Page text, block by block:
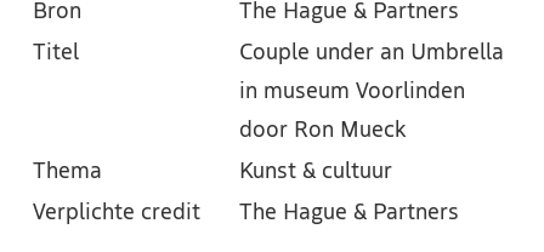
Bron
The Hague & Partners
Titel
Couple under an Umbrella
in museum Voorlinden
door Ron Mueck
Thema
Kunst & cultuur
Verplichte credit
The Hague & Partners